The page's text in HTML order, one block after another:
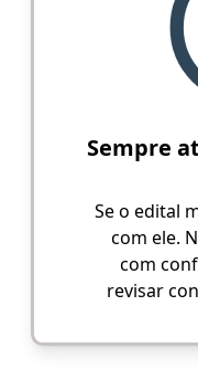
Sempre
Se o edital
com ele.
com
revisar